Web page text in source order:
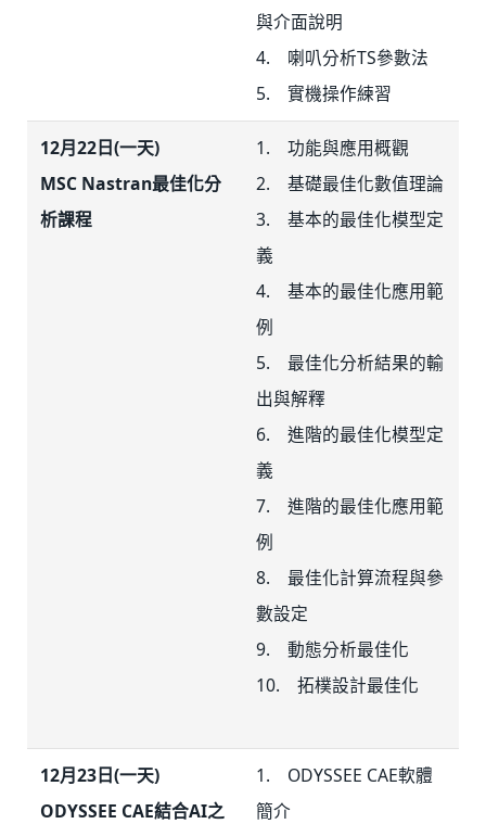
與介面說明
4. 喇叭分析TS參數法
5. 實機操作練習
12月22日(一天)
MSC Nastran最佳化分
析課程
1. 功能與應用概觀
2. 基礎最佳化數值理論
3. 基本的最佳化模型定
義
4. 基本的最佳化應用範
例
5. 最佳化分析結果的輸
出與解釋
6. 進階的最佳化模型定
義
7. 進階的最佳化應用範
例
8. 最佳化計算流程與參
數設定
9. 動態分析最佳化
10. 拓樸設計最佳化
12月23日(一天)
ODYSSEE CAE結合AI之
1. ODYSSEE CAE軟體
簡介